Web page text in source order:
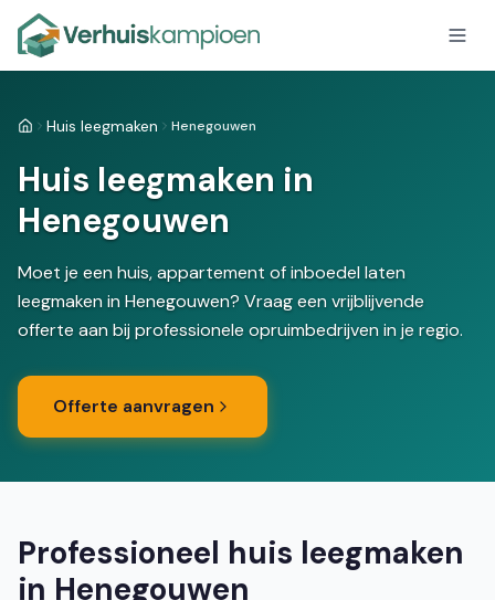
HomeHuis leegmaken Henegouwen
Huis leegmaken in
Henegouwen
Moet je een huis, appartement of inboedel laten
leegmaken in Henegouwen? Vraag een vrijblijvende
offerte aan bij professionele opruimbedrijven in je regio.
Offerte aanvragen
Professioneel huis leegmaken
in Henegouwen